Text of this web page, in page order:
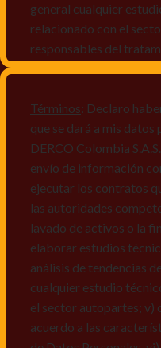
general cualquier
relacionado con el
responsables del
mismos, vi) crear bases
características y
Personales, v)
recall.
Declaro que puedo
de datos personales de
dirección
manifiesto que he sido
a conocer, actualizar,
prueba: i) de
quejas y/o reclamos en
atención:
Términos: Declaro
que se dará a mis
DERCO Colombia
envío de información
ejecutar los contratos
las autoridades
lavado de activos o la
elaborar estudios
análisis de tendencias
cualquier estudio
el sector autopartes; v)
acuerdo a las